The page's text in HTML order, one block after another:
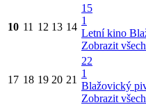
10 11 12 13 14
15
1
Letní kino
Zobrazit
17 18 19 20 21
22
1
Blažovický
Zobrazit